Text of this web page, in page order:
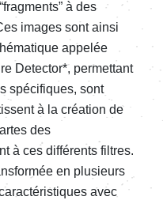
à des
images sont ainsi
appelée
Detector*, permettant
spécifiques, sont
à la création de
des
à ces différents filtres.
en plusieurs
avec